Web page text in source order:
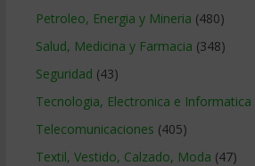
Petroleo, Energia y Mineria (480)
Salud, Medicina y Farmacia (348)
Seguridad (43)
Tecnologia, Electronica e Informatica
Telecomunicaciones (405)
Textil, Vestido, Calzado, Moda (47)